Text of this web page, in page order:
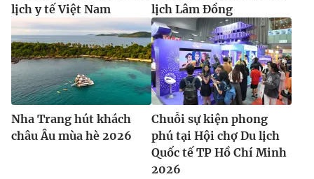
lịch y tế Việt Nam
lịch Lâm Đồng
Nha Trang hút khách
châu Âu mùa hè 2026
Chuỗi sự kiện phong
phú tại Hội chợ Du lịch
Quốc tế TP Hồ Chí Minh
2026